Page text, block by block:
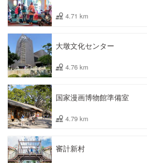
4.71 km
大墩文化センター
4.76 km
国家漫画博物館準備室
4.79 km
審計新村